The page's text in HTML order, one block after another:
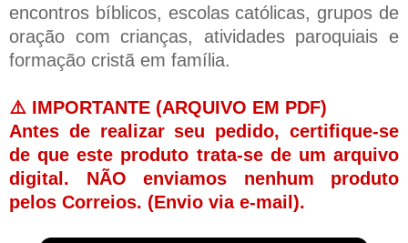
encontros bíblicos, escolas católicas, grupos de
oração com crianças, atividades paroquiais e
formação cristã em família.
⚠️ IMPORTANTE (ARQUIVO EM PDF)
Antes de realizar seu pedido, certifique-se
de que este produto trata-se de um arquivo
digital. NÃO enviamos nenhum produto
pelos Correios. (Envio via e-mail).